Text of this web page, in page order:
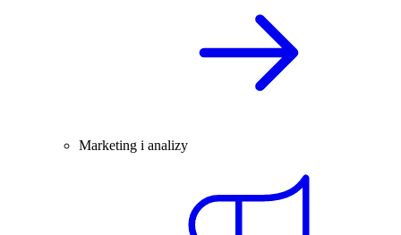
Marketing i analizy